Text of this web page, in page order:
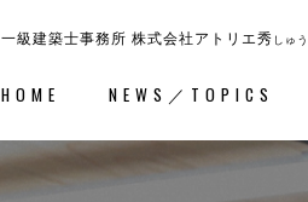
一級建築士事務所 株式会社アトリエ秀 しゅう
HOME NEWS／TOPICS
ホー